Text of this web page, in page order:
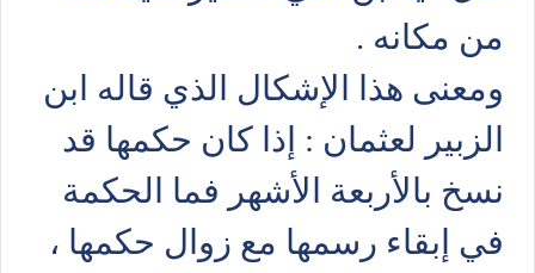
من مكانه .
ومعنى هذا الإشكال الذي قاله ابن
الزبير لعثمان : إذا كان حكمها قد
نسخ بالأربعة الأشهر فما الحكمة
في إبقاء رسمها مع زوال حكمها ،